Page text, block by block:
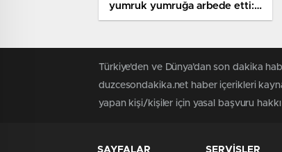
yumruk yumruğa arbede etti: 1
futbolcu hastanelik oldu
Türkiye'den ve Dünya’dan son dakika
duzcesondakika.net haber içerikleri
yapan kişi/kişiler için yasal başvuru
SAYFALAR SERVİSLER